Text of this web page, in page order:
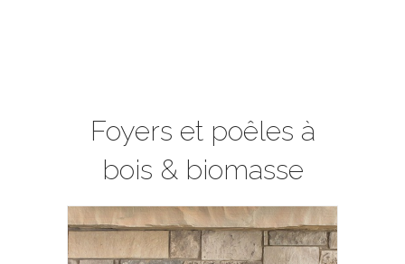
Foyers et poêles à
bois & biomasse